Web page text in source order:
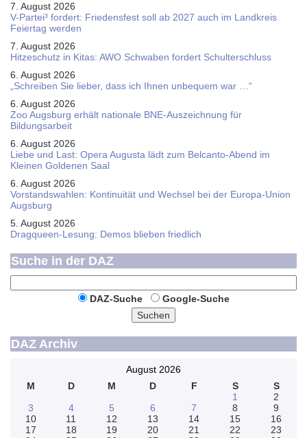
7. August 2026
V-Partei­³ fordert: Friedens­fest soll ab 2027 auch im Land­kreis
Feier­tag werden
7. August 2026
Hitzeschutz in Kitas: AWO Schwaben fordert Schulterschluss
6. August 2026
„Schreiben Sie lieber, dass ich Ihnen unbequem war …“
6. August 2026
Zoo Augsburg erhält nationale BNE-Auszeichnung für
Bildungsarbeit
6. August 2026
Liebe und Last: Opera Augusta lädt zum Belcanto-Abend im
Kleinen Goldenen Saal
6. August 2026
Vorstandswahlen: Kontinuität und Wechsel bei der Europa-Union
Augsburg
5. August 2026
Dragqueen-Lesung: Demos blieben friedlich
Suche in der DAZ
DAZ-Suche
Google-Suche
Suchen
DAZ Archiv
August 2026
M
D M D F S
S
1
2
3
4 5 6 7 8
9
10
11 12 13 14 15
16
17
18 19 20 21 22
23